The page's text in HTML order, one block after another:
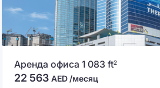
Аренда офиса 1 083 ft2
22 563 AED /месяц